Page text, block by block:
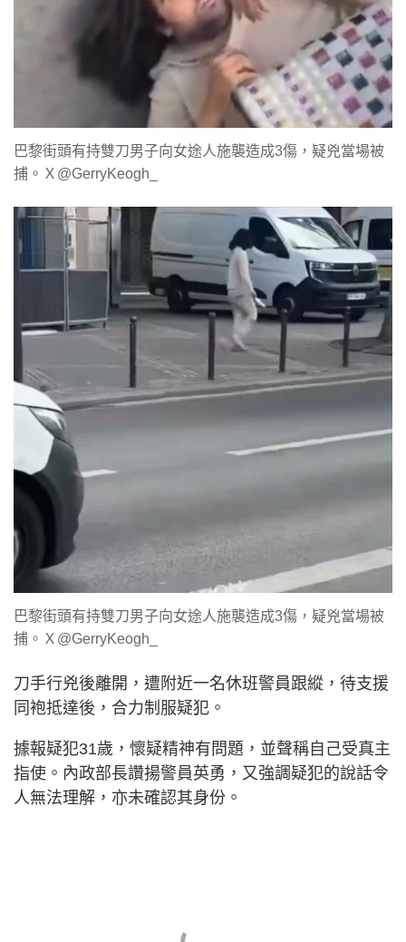
巴黎街頭有持雙刀男子向女途人施襲造成3傷，疑兇當場被
捕。Ｘ@GerryKeogh_
巴黎街頭有持雙刀男子向女途人施襲造成3傷，疑兇當場被
捕。Ｘ@GerryKeogh_
刀手行兇後離開，遭附近一名休班警員跟縱，待支援
同袍抵達後，合力制服疑犯。
據報疑犯31歲，懷疑精神有問題，並聲稱自己受真主
指使。內政部長讚揚警員英勇，又強調疑犯的說話令
人無法理解，亦未確認其身份。